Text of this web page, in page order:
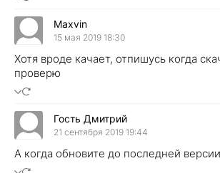
Maxvin
15 мая 2019 18:30
Хотя вроде качает, отпишусь когда
проверю
Гость Дмитрий
21 сентября 2019 19:44
А когда обновите до последней версии